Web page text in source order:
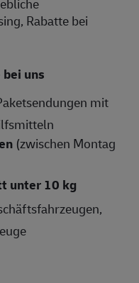
Rabatte bei
uns
mit
(zwischen Montag
unter 10 kg